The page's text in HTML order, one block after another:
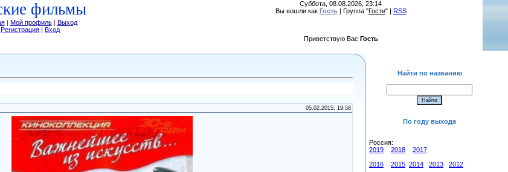
фильмы
| Мой профиль| Выход
Регистрация | Вход
Суббота, 08.08.2026, 23:14
Вы вошли как Гость| Группа "Гости" | RSS
Приветствую Вас Гость
05.02.2015, 19:58
Найти по названию
По году выхода
Россия:
2019
2018
2017
2016
2015 2014 2013
2012